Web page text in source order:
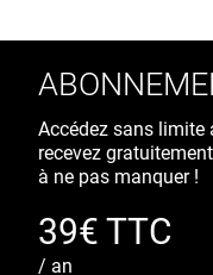
Accédez sans limite
recevez
à ne pas manquer !
39€ TTC
/ an